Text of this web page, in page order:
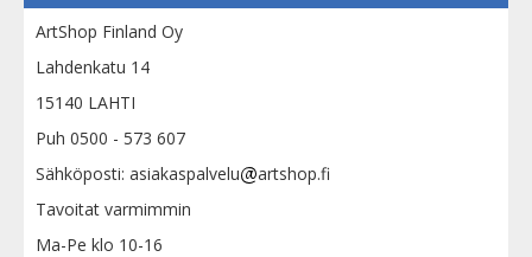
ArtShop Finland Oy
Lahdenkatu 14
15140 LAHTI
Puh 0500 - 573 607
Sähköposti: asiakaspalvelu
artshop.fi
Tavoitat varmimmin
Ma-Pe klo 10-16